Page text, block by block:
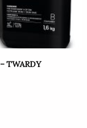
TWARDY